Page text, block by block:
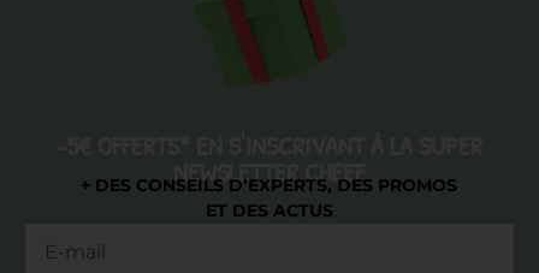
NEWSLETTER CHEEF
+ DES CONSEILS D’EXPERTS, DES PROMOS
ET DES ACTUS